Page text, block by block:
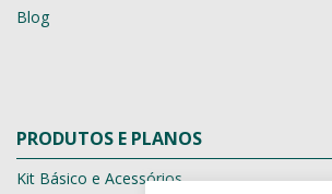
Blog
PRODUTOS E PLANOS
Kit Básico e Acessórios